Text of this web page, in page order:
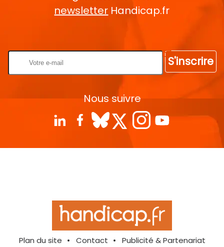
newsletter Handicap.fr
S'inscrire
Nous suivre
Plan du site Contact
Publicité & Partenariat